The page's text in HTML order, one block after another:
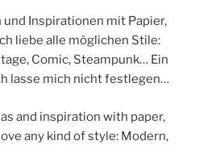
Inspirationen mit Papier,
liebe alle möglichen Stile:
Comic, Steampunk… Ein
lasse mich nicht festlegen…
and inspiration with paper,
any kind of style: Modern,